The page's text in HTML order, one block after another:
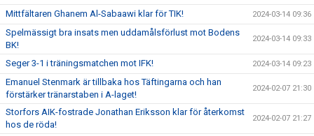
Mittfältaren Ghanem Al-Sabaawi klar för TIK! 2024-03-14 09:36
Spelmässigt bra insats men uddamålsförlust mot Bodens
BK!
2024-03-14 09:33
Seger 3-1 i träningsmatchen mot IFK! 2024-03-14 09:23
Emanuel Stenmark är tillbaka hos Täftingarna och han
förstärker tränarstaben i A-laget!
2024-02-07 21:30
Storfors AIK-fostrade Jonathan Eriksson klar för återkomst
hos de röda!
2024-02-07 21:27